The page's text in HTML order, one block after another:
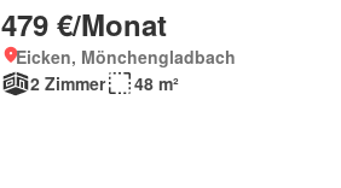
479 €/Monat
Eicken, Mönchengladbach
2 Zimmer
48 m²